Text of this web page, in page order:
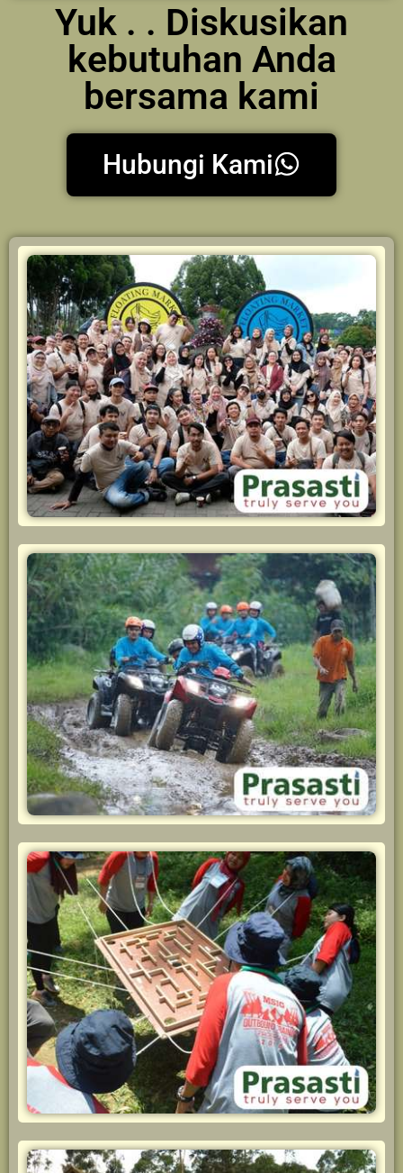
Yuk . . Diskusikan
kebutuhan Anda
bersama kami
Hubungi Kami